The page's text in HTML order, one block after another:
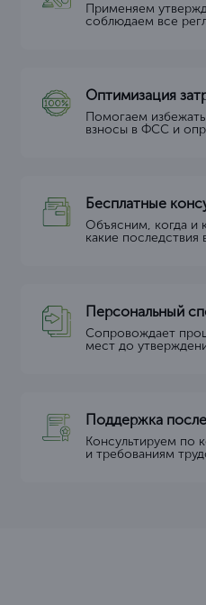
Применяем
соблюдаем все
Оптимизация
Помогаем
взносы в ФСС и
Бесплатные
Объясним, когда и
какие последствия
Персональный
Сопровождает
мест до
Поддержка
Консультируем по
и требованиям